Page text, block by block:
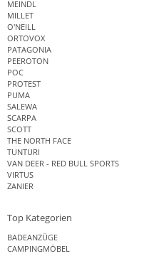
MEINDL
MILLET
O'NEILL
ORTOVOX
PATAGONIA
PEEROTON
POC
PROTEST
PUMA
SALEWA
SCARPA
SCOTT
THE NORTH FACE
TUNTURI
VAN DEER - RED BULL SPORTS
VIRTUS
ZANIER
Top Kategorien
BADEANZÜGE
CAMPINGMÖBEL